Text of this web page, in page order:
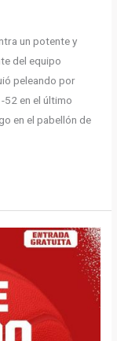
un potente y
del equipo
peleando por
52 en el último
en el pabellón de